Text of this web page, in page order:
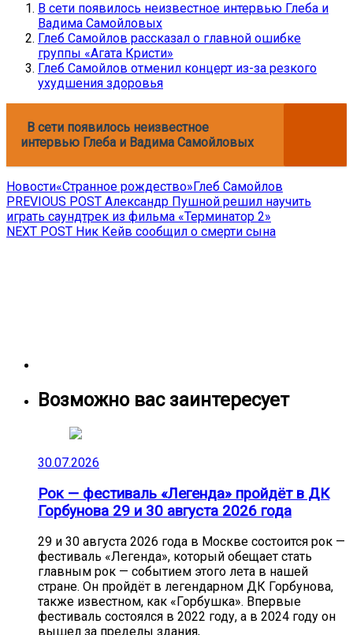
В сети появилось неизвестное интервью Глеба и
Вадима Самойловых
Глеб Самойлов рассказал о главной ошибке
группы «Агата Кристи»
Глеб Самойлов отменил концерт из-за резкого
ухудшения здоровья
В сети появилось неизвестное
интервью Глеба и Вадима Самойловых
Новости«Странное рождество»Глеб Самойлов
Навигация
по
PREVIOUS POST Previous
post:
Александр Пушной решил научить
играть саундтрек из фильма «Терминатор 2»
NEXT POST Next
Ник Кейв сообщил о смерти сына
Возможно вас заинтересует
30.07.2026
Рок — фестиваль «Легенда» пройдёт в ДК
Горбунова 29 и 30 августа 2026 года
29 и 30 августа 2026 года в Москве состоится рок —
фестиваль «Легенда», который обещает стать
главным рок — событием этого лета в нашей
стране. Он пройдёт в легендарном ДК Горбунова,
также известном, как «Горбушка». Впервые
фестиваль состоялся в 2022 году, а в 2024 году он
вышел за пределы здания,